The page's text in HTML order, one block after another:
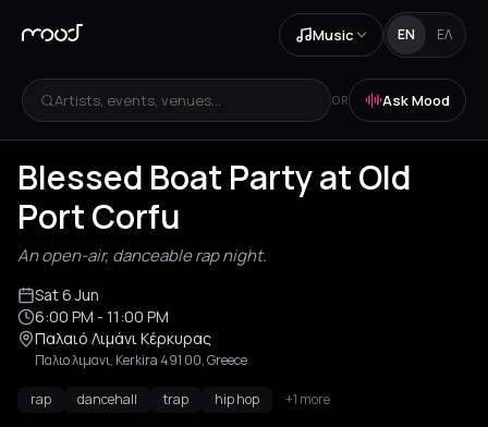
Music EN ΕΛ
Artists, events, venues... OR Ask Mood
Blessed Boat Party at Old
Port Corfu
An open-air, danceable rap night.
Sat 6 Jun
6:00 PM - 11:00 PM
Παλαιό Λιμάνι Κέρκυρας
Παλιο λιμανι, Kerkira 491 00, Greece
rap dancehall trap hip hop +1 more